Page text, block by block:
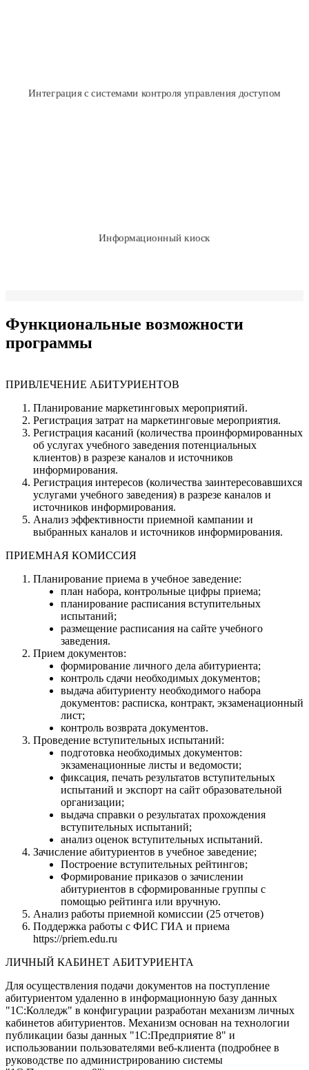
Интеграция с системами контроля управления доступом
Информационный киоск
Функциональные возможности
программы
ПРИВЛЕЧЕНИЕ АБИТУРИЕНТОВ
Планирование маркетинговых мероприятий.
Регистрация затрат на маркетинговые мероприятия.
Регистрация касаний (количества проинформированных
об услугах учебного заведения потенциальных
клиентов) в разрезе каналов и источников
информирования.
Регистрация интересов (количества заинтересовавшихся
услугами учебного заведения) в разрезе каналов и
источников информирования.
Анализ эффективности приемной кампании и
выбранных каналов и источников информирования.
ПРИЕМНАЯ КОМИССИЯ
Планирование приема в учебное заведение:
план набора, контрольные цифры приема;
планирование расписания вступительных
испытаний;
размещение расписания на сайте учебного
заведения.
Прием документов:
формирование личного дела абитуриента;
контроль сдачи необходимых документов;
выдача абитуриенту необходимого набора
документов: расписка, контракт, экзаменационный
лист;
контроль возврата документов.
Проведение вступительных испытаний:
подготовка необходимых документов:
экзаменационные листы и ведомости;
фиксация, печать результатов вступительных
испытаний и экспорт на сайт образовательной
организации;
выдача справки о результатах прохождения
вступительных испытаний;
анализ оценок вступительных испытаний.
Зачисление абитуриентов в учебное заведение;
Построение вступительных рейтингов;
Формирование приказов о зачислении
абитуриентов в сформированные группы с
помощью рейтинга или вручную.
Анализ работы приемной комиссии (25 отчетов)
Поддержка работы с ФИС ГИА и приема
https://priem.edu.ru
ЛИЧНЫЙ КАБИНЕТ АБИТУРИЕНТА
Для осуществления подачи документов на поступление
абитуриентом удаленно в информационную базу данных
"1С:Колледж" в конфигурации разработан механизм личных
кабинетов абитуриентов. Механизм основан на технологии
публикации базы данных "1С:Предприятие 8" и
использовании пользователями веб-клиента (подробнее в
руководстве по администрированию системы